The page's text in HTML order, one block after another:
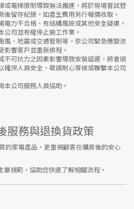
或電梯限制導致無法搬運，將於現場嘗試替
後留存紀錄，如產生費用另行報價收取。
電力不合格、有結構風險或其他安全疑慮，
公司並有權停止施工作業。
風、地震或交通管制等，依公司緊急應變流
影響客戶並重新排程。
不可抗力之因素影響導致安裝延遲，將會順
確保人員安全，敬請耐心等候或聯繫本公司
本公司服務人員協助。
服務與退換貨政策
的家電產品，更重視顧客在購買後的安心
規範，協助您快速了解相關流程。